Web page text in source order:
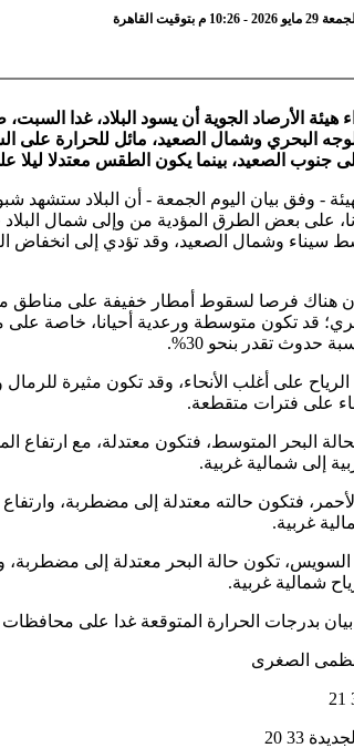
م بتوقيت القاهرة
هيئة الأرصاد الجوية أن يسود البلاد، غدا
البحري وشمال الصعيد، مائل للحرارة على
جنوب الصعيد، بينما يكون الطقس معتدلا ليلا
- وفق بيان اليوم الجمعة - أن البلاد ستشهد
على بعض الطرق المؤدية من وإلى شمال
سيناء وشمال الصعيد، وقد تؤدي إلى انخفاض
هناك فرصا لسقوط أمطار خفيفة على مناطق
قد تكون متوسطة ورعدية أحيانا، خاصة
حدوث تقدر بنحو 30%.
على أغلب الأنحاء، وقد تكون مثيرة
على فترات متقطعة.
إلى شمالية غربية.
غربية.
شمالية غربية.
بيان بدرجات الحرارة المتوقعة غدا على
الصغرى
33 20